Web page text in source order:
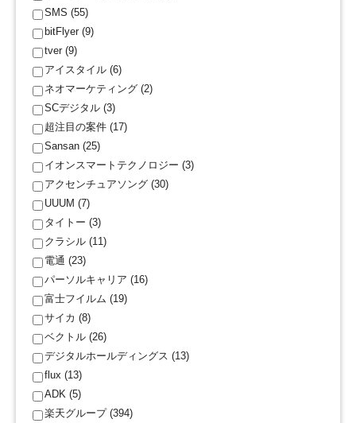
SMS (55)
bitFlyer (9)
tver (9)
アイスタイル (6)
ネオマーケティング (2)
SCデジタル (3)
超注目の案件 (17)
Sansan (25)
イオンスマートテクノロジー (3)
アクセンチュアソング (30)
UUUM (7)
タイトー (3)
クラシル (11)
電通 (23)
パーソルキャリア (16)
富士フイルム (19)
サイカ (8)
ベクトル (26)
デジタルホールディングス (13)
flux (13)
ADK (5)
楽天グループ (394)